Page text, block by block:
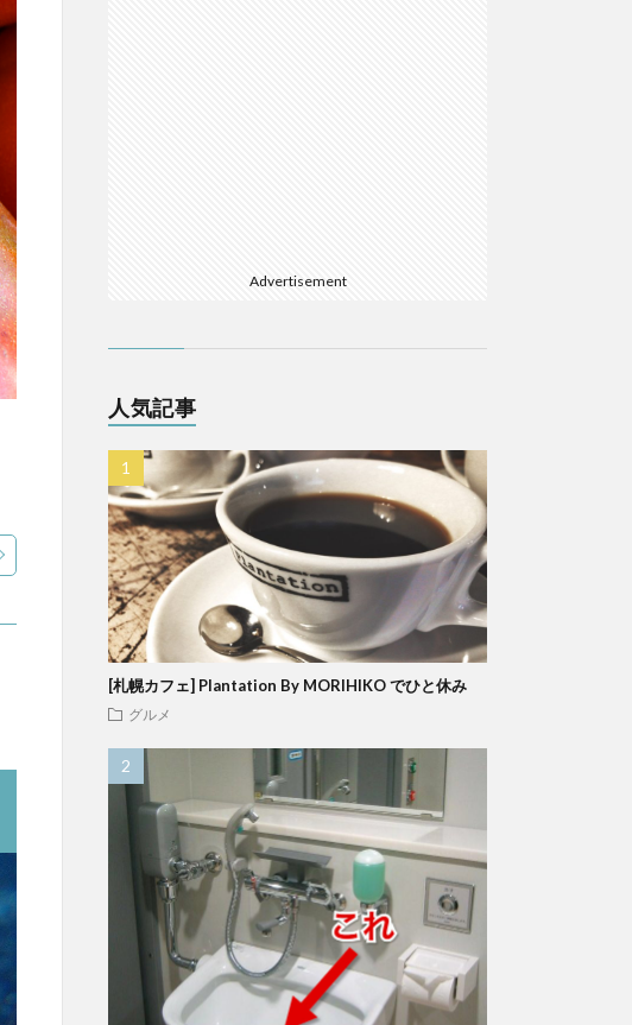
Advertisement
人気記事
[札幌カフェ] Plantation By MORIHIKO でひと休み
グルメ